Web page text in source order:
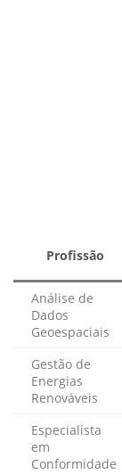
Profissão
Análise de
Dados
Geoespaciais
Gestão de
Energias
Renováveis
Especialista
em
Conformidade